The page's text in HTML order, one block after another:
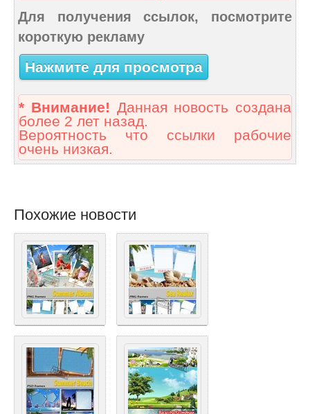
Для получения ссылок, посмотрите
короткую рекламу
Нажмите для просмотра
* Внимание! Данная новость создана
более 2 лет назад.
Вероятность что ссылки рабочие
очень низкая.
Похожие новости